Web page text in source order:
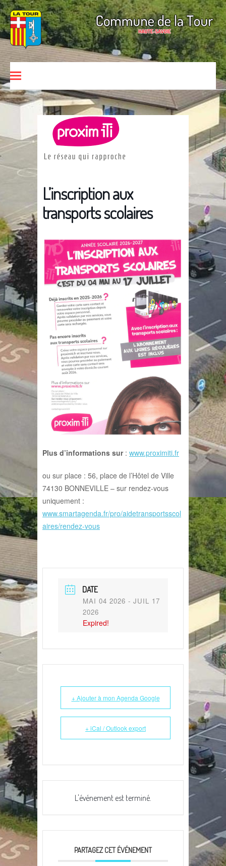
Aller au contenu
Commune de La Tour
HAUTE-SAVOIE
L’inscription aux
transports scolaires
Plus d’informations sur: www.proximiti.fr
ou sur place : 56, place de l’Hôtel de Ville
74130 BONNEVILLE – sur rendez-vous
uniquement :
www.smartagenda.fr/pro/aidetransportsscol
aires/rendez-vous
DATE
MAI 04 2026 - JUIL 17
2026
Expired!
+ Ajouter à mon Agenda Google
+ iCal / Outlook export
L'événement est terminé.
PARTAGEZ CET ÉVÉNEMENT